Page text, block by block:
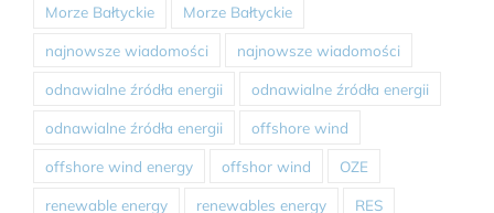
Morze Bałtyckie Morze Bałtyckie
najnowsze wiadomości najnowsze wiadomości
odnawialne źródła energii odnawialne źródła energii
odnawialne źródła energii offshore wind
offshore wind energy offshor wind OZE
renewable energy renewables energy RES